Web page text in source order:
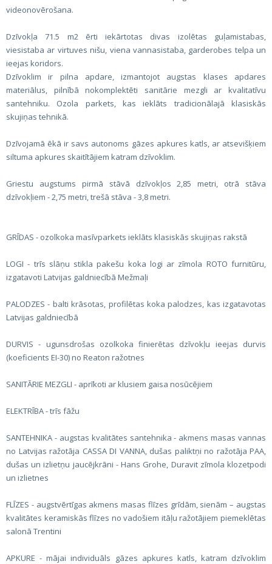
videonovērošana.
Dzīvokļa 71.5 m2 ērti iekārtotas divas izolētas guļamistabas,
viesistaba ar virtuves nišu, viena vannasistaba, garderobes telpa un
ieejas koridors.
Dzīvoklim ir pilna apdare, izmantojot augstas klases apdares
materiālus, pilnībā nokomplektēti sanitārie mezgli ar kvalitatīvu
santehniku. Ozola parkets, kas ieklāts tradicionālajā klasiskās
skujiņas tehnikā.
Dzīvojamā ēkā ir savs autonoms gāzes apkures katls, ar atsevišķiem
siltuma apkures skaitītājiem katram dzīvoklim.
Griestu augstums pirmā stāvā dzīvokļos 2,85 metri, otrā stāva
dzīvokļiem - 2,75 metri, trešā stāva - 3,8 metri.
GRĪDAS - ozolkoka masīvparkets ieklāts klasiskās skujiņas rakstā
LOGI - trīs slāņu stikla pakešu koka logi ar zīmola ROTO furnitūru,
izgatavoti Latvijas galdniecībā Mežmaļi
PALODZES - balti krāsotas, profilētas koka palodzes, kas izgatavotas
Latvijas galdniecībā
DURVIS - ugunsdrošas ozolkoka finierētas dzīvokļu ieejas durvis
(koeficients EI-30) no Reaton ražotnes
SANITĀRIE MEZGLI - aprīkoti ar klusiem gaisa nosūcējiem
ELEKTRĪBA - trīs fāžu
SANTEHNIKA - augstas kvalitātes santehnika - akmens masas vannas
no Latvijas ražotāja CASSA DI VANNA, dušas paliktņi no ražotāja PAA,
dušas un izlietņu jaucējkrāni - Hans Grohe, Duravit zīmola klozetpodi
un izlietnes
FLĪZES - augstvērtīgas akmens masas flīzes grīdām, sienām – augstas
kvalitātes keramiskās flīzes no vadošiem itāļu ražotājiem piemeklētas
salonā Trentini
APKURE - mājai individuāls gāzes apkures katls, katram dzīvoklim